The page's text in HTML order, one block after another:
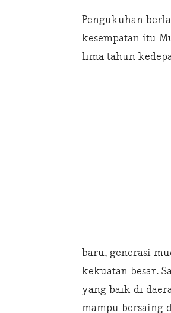
Pengukuhan
kesempatan itu
lima tahun
baru, generasi
kekuatan besar.
yang baik di
mampu bersaing